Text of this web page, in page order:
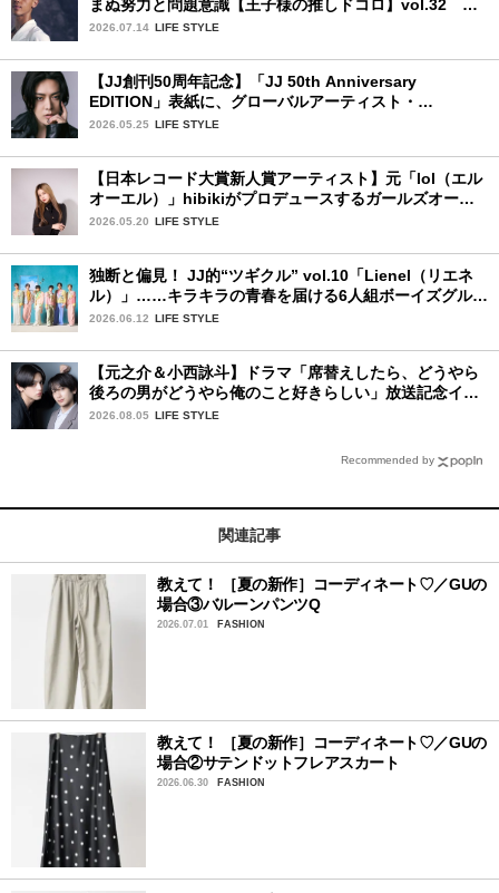
まぬ努力と問題意識【王子様の推しドコロ】vol.32 ギ
ヨーム・ディオップさん
2026.07.14 LIFE STYLE
【JJ創刊50周年記念】「JJ 50th Anniversary
EDITION」表紙に、グローバルアーティスト・
YUTA（NCT）が登場します！
2026.05.25 LIFE STYLE
【日本レコード大賞新人賞アーティスト】元「lol（エル
オーエル）」hibikiがプロデュースするガールズオーデ
ィションが始動！ 応募は5月31日（日）まで
2026.05.20 LIFE STYLE
独断と偏見！ JJ的“ツギクル” vol.10「Lienel（リエネ
ル）」……キラキラの青春を届ける6人組ボーイズグルー
プ
2026.06.12 LIFE STYLE
【元之介＆小西詠斗】ドラマ「席替えしたら、どうやら
後ろの男がどうやら俺のこと好きらしい」放送記念イン
タビュー♡ 「自然と詠斗くんが可愛く見えたんです」
2026.08.05 LIFE STYLE
Recommended by
関連記事
教えて！ ［夏の新作］コーディネート♡／GUの
場合③バルーンパンツQ
2026.07.01 FASHION
教えて！ ［夏の新作］コーディネート♡／GUの
場合②サテンドットフレアスカート
2026.06.30 FASHION